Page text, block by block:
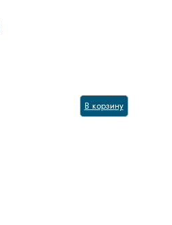
В корзину